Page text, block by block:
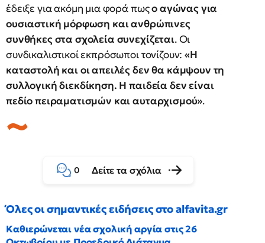
έδειξε για ακόμη μια φορά πωςο αγώνας για
ουσιαστική μόρφωση και ανθρώπινες
συνθήκες στα σχολεία συνεχίζεται. Οι
συνδικαλιστικοί εκπρόσωποι τονίζουν:«Η
καταστολή και οι απειλές δεν θα κάμψουν τη
συλλογική διεκδίκηση. Η παιδεία δεν είναι
πεδίο πειραματισμών και αυταρχισμού».
0 Δείτε τα σχόλια
Όλες οι σημαντικές ειδήσεις στο alfavita.gr
Καθιερώνεται νέα σχολική αργία στις 26